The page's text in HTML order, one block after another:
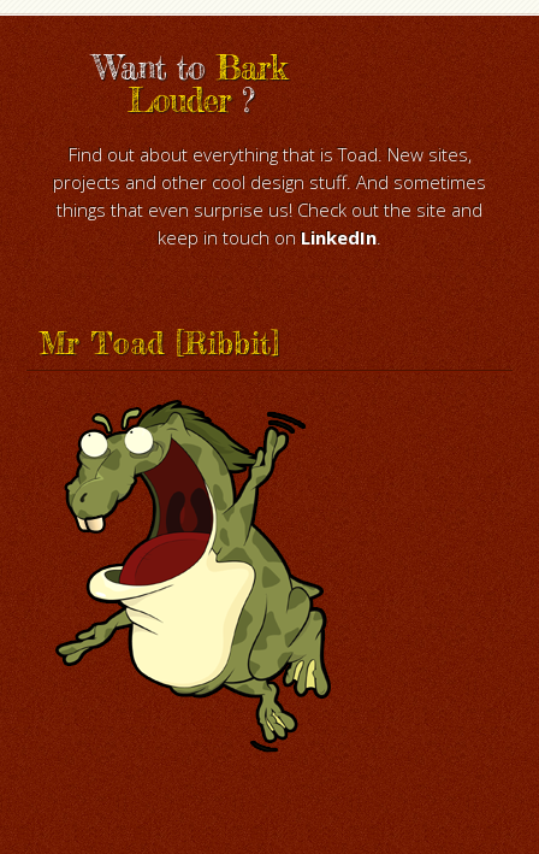
Want toBark
Louder?
Find out about everything that is Toad. New sites,
projects and other cool design stuff. And sometimes
things that even surprise us! Check out the site and
keep in touch on LinkedIn.
Mr Toad [Ribbit]